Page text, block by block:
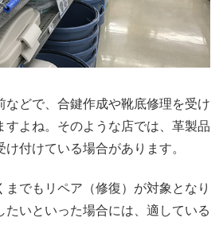
などで、合鍵作成や靴底修理を受け
すよね。そのような店では、革製品
付けている場合があります。
までもリペア（修復）が対象となり
たいといった場合には、適している